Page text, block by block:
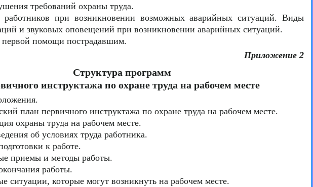
требований охраны труда.
работников при возникновении возможных аварийных ситуаций. Виды
и звуковых оповещений при возникновении аварийных ситуаций.
первой помощи пострадавшим.
Приложение 2
Структура программ
инструктажа по охране труда на рабочем месте
план первичного инструктажа по охране труда на рабочем месте.
охраны труда на рабочем месте.
об условиях труда работника.
к работе.
приемы и методы работы.
работы.
ситуации, которые могут возникнуть на рабочем месте.